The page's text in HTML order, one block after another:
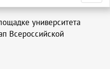
университета
Всероссийской